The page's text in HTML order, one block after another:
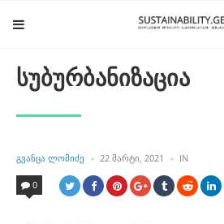
სუბურბანიზაცია
POSTED
BY
ᲒᲕᲐᲜᲪᲐ ᲚᲝᲛᲘᲫᲔ 22 ᲛᲐᲠᲢᲘ, 2021 INPOSTED
IN
0